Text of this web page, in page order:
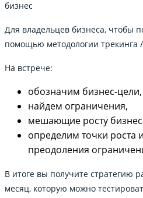
бизнес
Для владельцев бизнеса, чтобы
помощью методологии трекинга
На встрече:
обозначим бизнес-цели,
найдем ограничения,
мешающие росту
определим точки роста
преодоления
В итоге вы получите стратегию
месяц, которую можно